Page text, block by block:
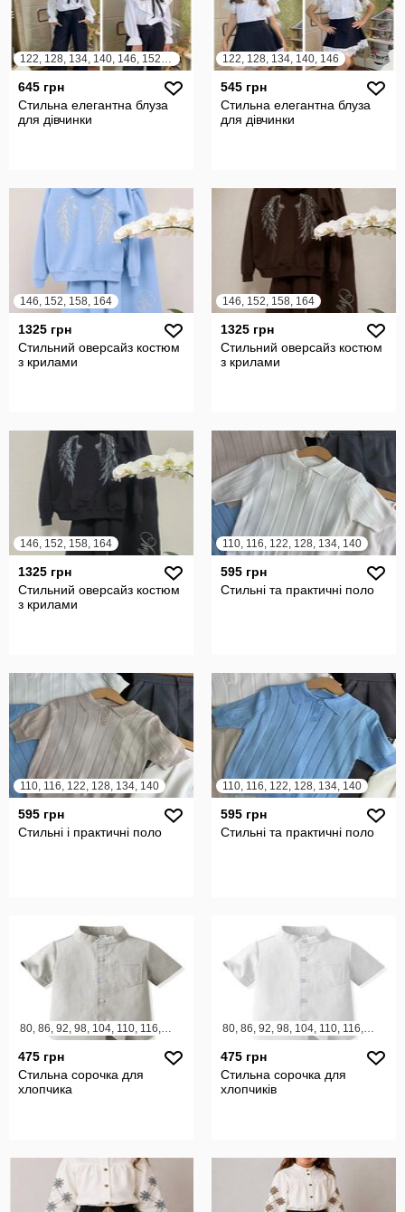
122, 128, 134, 140, 146, 152, 158, 164
645 грн
Стильна елегантна блуза
для дівчинки
122, 128, 134, 140, 146
545 грн
Стильна елегантна блуза
для дівчинки
146, 152, 158, 164
1325 грн
Стильний оверсайз костюм
з крилами
146, 152, 158, 164
1325 грн
Стильний оверсайз костюм
з крилами
146, 152, 158, 164
1325 грн
Стильний оверсайз костюм
з крилами
110, 116, 122, 128, 134, 140
595 грн
Стильні та практичні поло
110, 116, 122, 128, 134, 140
595 грн
Стильні і практичні поло
110, 116, 122, 128, 134, 140
595 грн
Стильні та практичні поло
80, 86, 92, 98, 104, 110, 116, 122, 128, 134, 140, 146, 152
475 грн
Стильна сорочка для
хлопчика
80, 86, 92, 98, 104, 110, 116, 122, 128, 134, 140, 146, 152
475 грн
Стильна сорочка для
хлопчиків